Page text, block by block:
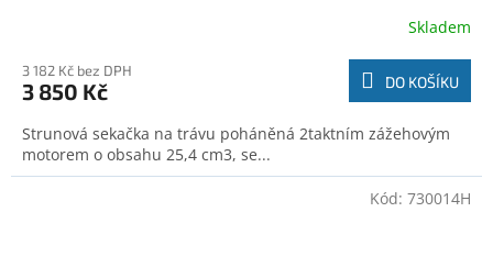
Skladem
3 182 Kč bez DPH
3 850 Kč DO KOŠÍKU
Strunová sekačka na trávu poháněná 2taktním zážehovým
motorem o obsahu 25,4 cm3, se...
Kód: 730014H